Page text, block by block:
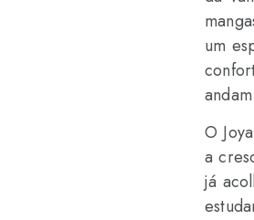
um
O
a
já